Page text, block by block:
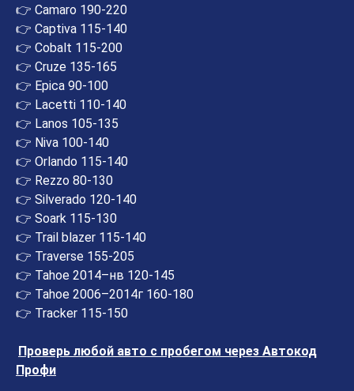
👉 Camaro 190-220
👉 Captiva 115-140
👉 Cobalt 115-200
👉 Cruze 135-165
👉 Epica 90-100
👉 Lacetti 110-140
👉 Lanos 105-135
👉 Niva 100-140
👉 Orlandо 115-140
👉 Rezzo 80-130
👉 Silverado 120-140
👉 Soark 115-130
👉 Trail blazer 115-140
👉 Traverse 155-205
👉 Tahoe 2014–нв 120-145
👉 Tahoe 2006–2014г 160-180
👉 Tracker 115-150
Проверь любой авто с пробегом через Автокод
Профи